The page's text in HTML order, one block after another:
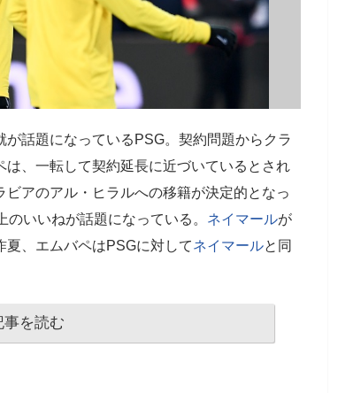
が話題になっているPSG。契約問題からクラ
、一転して契約延長に近づいているとされ
ビアのアル・ヒラルへの移籍が決定的となっ
のいいねが話題になっている。 ネイマールが
、エムバペはPSGに対してネイマールと同
事を読む